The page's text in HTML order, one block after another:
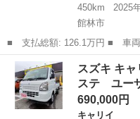
450km
2025
館林市
■ 支払総額: 126.1万円 ■ 車両本体価格： 1,198,000 円 ■ メーカ
ー名： スズキ ■ 車種名：
ＫＣエアコン・パワステ７
用車 ス...
群馬 館林市 キャリイ
スズキ キ
ステ ユー
690,000円
キャリイ